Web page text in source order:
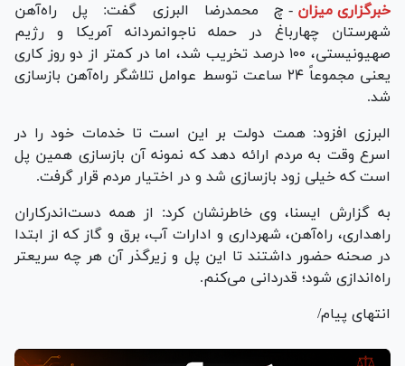
خبرگزاری میزان - چ محمدرضا البرزی گفت: پل راه‌آهن
شهرستان چهارباغ در حمله ناجوانمردانه آمریکا و رژیم
صهیونیستی، ۱۰۰ درصد تخریب شد، اما در کمتر از دو روز کاری
یعنی مجموعاً ۲۴ ساعت توسط عوامل تلاشگر راه‌آهن بازسازی
شد.
البرزی افزود: همت دولت بر این است تا خدمات خود را در
اسرع وقت به مردم ارائه دهد که نمونه آن بازسازی همین پل
است که خیلی زود بازسازی شد و در اختیار مردم قرار گرفت.
به گزارش ایسنا، وی خاطرنشان کرد: از همه دست‌اندرکاران
راهداری، راه‌آهن، شهرداری و ادارات آب، برق و گاز که از ابتدا
در صحنه حضور داشتند تا این پل و زیرگذر آن هر چه سریعتر
راه‌اندازی شود؛ قدردانی می‌کنم.
انتهای پیام/